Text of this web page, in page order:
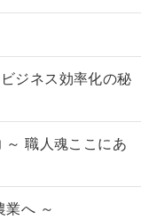
ジネス効率化の秘
職人魂ここにあ
へ ～